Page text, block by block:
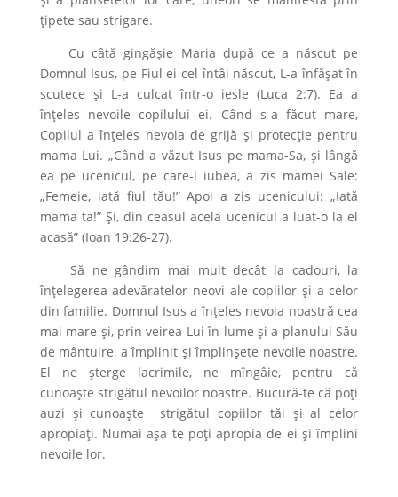
țipete sau strigare.
Cu câtă gingășie Maria după ce a născut pe
Domnul Isus, pe Fiul ei cel întâi născut, L-a înfășat în
scutece și L-a culcat într-o iesle (Luca 2:7). Ea a
înțeles nevoile copilului ei. Când s-a făcut mare,
Copilul a înțeles nevoia de grijă și protecție pentru
mama Lui. „Când a văzut Isus pe mama-Sa, și lângă
ea pe ucenicul, pe care-l iubea, a zis mamei Sale:
„Femeie, iată fiul tău!” Apoi a zis ucenicului: „Iată
mama ta!” Și, din ceasul acela ucenicul a luat-o la el
acasă” (Ioan 19:26-27).
Să ne gândim mai mult decât la cadouri, la
înțelegerea adevăratelor neovi ale copiilor și a celor
din familie. Domnul Isus a înțeles nevoia noastră cea
mai mare și, prin veirea Lui în lume și a planului Său
de mântuire, a împlinit și împlinșete nevoile noastre.
El ne șterge lacrimile, ne mîngâie, pentru că
cunoaște strigătul nevoilor noastre. Bucură-te că poți
auzi și cunoaște strigătul copiilor tăi și al celor
apropiați. Numai așa te poți apropia de ei și împlini
nevoile lor.